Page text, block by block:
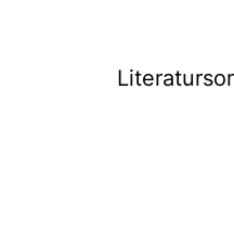
Wie wir arbeiten